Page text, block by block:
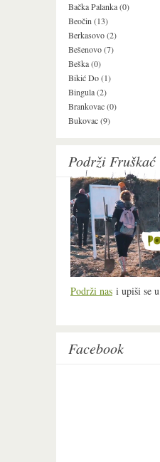
Bačka Palanka (0)
Beočin (13)
Berkasovo (2)
Bešenovo (7)
Beška (0)
Bikić Do (1)
Bingula (2)
Brankovac (0)
Bukovac (9)
Podrži Fruškać
Podrži nas i upiši se u
Facebook